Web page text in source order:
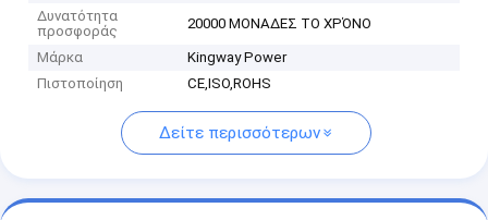
Δυνατότητα
προσφοράς
20000 ΜΟΝΑΔΕΣ ΤΟ ΧΡΌΝΟ
Μάρκα
Kingway Power
Πιστοποίηση
CE,ISO,ROHS
Δείτε περισσότερων